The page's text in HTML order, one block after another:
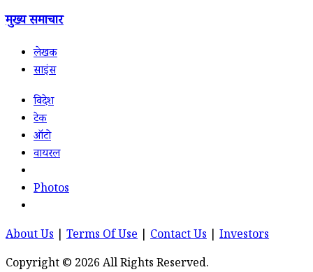
मुख्य समाचार
लेखक
साइंस
विदेश
टेक
ऑटो
वायरल
Photos
About Us Terms Of Use Contact Us
Investors
Copyright © 2026 All Rights Reserved.